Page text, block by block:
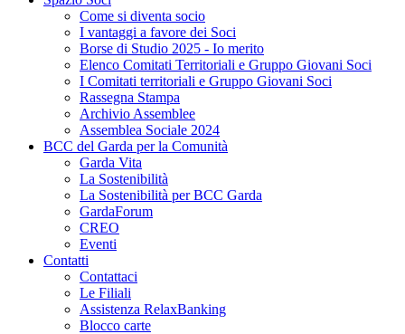
Come si diventa socio
I vantaggi a favore dei Soci
Borse di Studio 2025 - Io merito
Elenco Comitati Territoriali e Gruppo Giovani Soci
I Comitati territoriali e Gruppo Giovani Soci
Rassegna Stampa
Archivio Assemblee
Assemblea Sociale 2024
BCC del Garda per la Comunità
Garda Vita
La Sostenibilità
La Sostenibilità per BCC Garda
GardaForum
CREO
Eventi
Contatti
Contattaci
Le Filiali
Assistenza RelaxBanking
Blocco carte